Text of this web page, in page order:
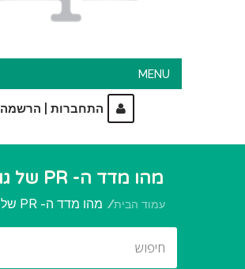
MENU
התחברות הרשמה
מהו מדד ה- PR של גוגל?
עמוד הבית מהו מדד ה- PR של גוגל?